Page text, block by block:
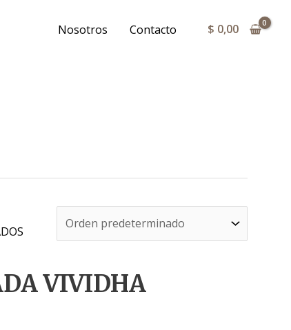
Nosotros Contacto $ 0,00
VIVIDHA